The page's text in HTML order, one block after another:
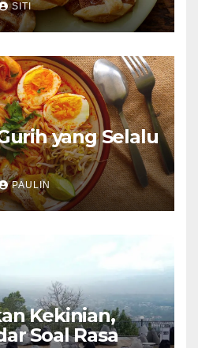
SITI
yang Selalu
PAULIN
Kekinian,
Soal Rasa